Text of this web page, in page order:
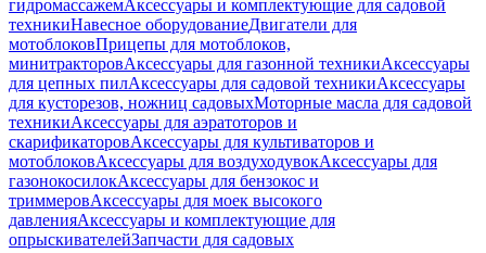
гидромассажемАксессуары и комплектующие для садовой
техникиНавесное оборудованиеДвигатели для
мотоблоковПрицепы для мотоблоков,
минитракторовАксессуары для газонной техникиАксессуары
для цепных пилАксессуары для садовой техникиАксессуары
для кусторезов, ножниц садовыхМоторные масла для садовой
техникиАксессуары для аэратоторов и
скарификаторовАксессуары для культиваторов и
мотоблоковАксессуары для воздуходувокАксессуары для
газонокосилокАксессуары для бензокос и
триммеровАксессуары для моек высокого
давленияАксессуары и комплектующие для
опрыскивателейЗапчасти для садовых